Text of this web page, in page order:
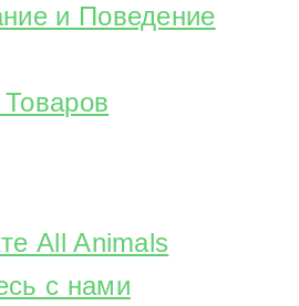
и Поведение
All Animals
с нами